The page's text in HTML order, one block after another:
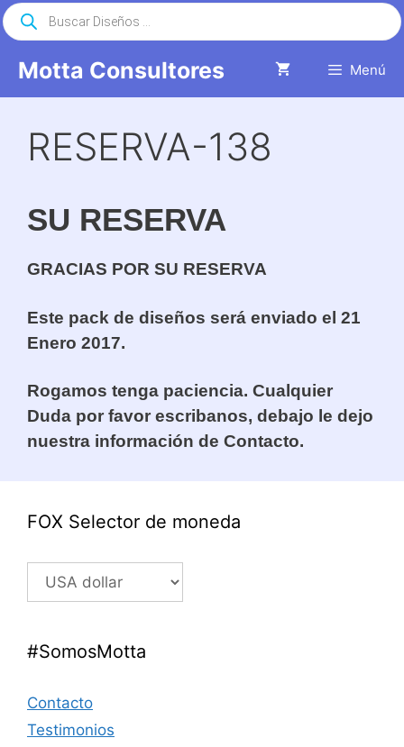
Saltar
al
Motta Consultores Menú
Búsqueda
de
productos
RESERVA-138
SU RESERVA
GRACIAS POR SU RESERVA
Este pack de diseños será enviado el 21
Enero 2017.
Rogamos tenga paciencia. Cualquier
Duda por favor escribanos, debajo le dejo
nuestra información de Contacto.
FOX Selector de moneda
#SomosMotta
Contacto
Testimonios